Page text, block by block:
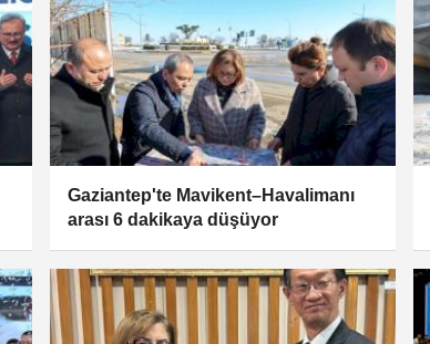
Gaziantep'te Mavikent–Havalimanı
arası 6 dakikaya düşüyor